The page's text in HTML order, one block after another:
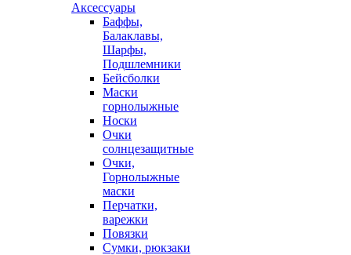
Аксессуары
Баффы,
Балаклавы,
Шарфы,
Подшлемники
Бейсболки
Маски
горнолыжные
Носки
Очки
солнцезащитные
Очки,
Горнолыжные
маски
Перчатки,
варежки
Повязки
Сумки, рюкзаки